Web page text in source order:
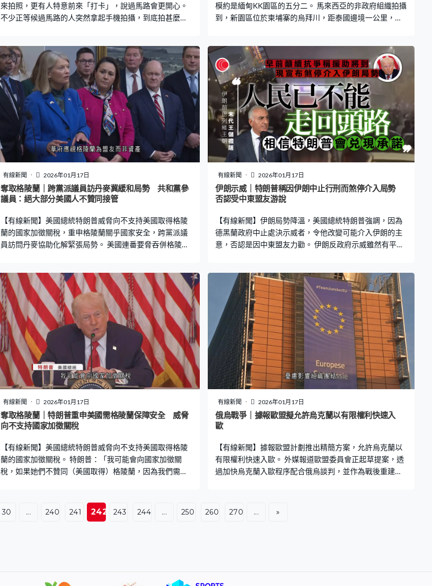
來拍照，更有人特意前來「打卡」，說過馬路會更開心。
不少正等候過馬路的人突然拿起手機拍攝，到底拍甚麼
走，仿如陪大家一起過馬路，民眾都很滿意高清版史諾比
這個驚喜。台中民眾：「很棒，很可愛，讓道路變的有一
點有趣的感覺。（有看過類似這種設計嗎？）沒有。（沒
有看過喔，那你們第一次看到感覺怎麼樣？）神奇。」 台
中市交通部門與自然科學博物館合作，上月聖誕節起，在
西區多處路口推出期間限定的行人過路燈。這些路口鄰近
草悟道、勤美綠園道及科博館等人流匯集的地方，除了市
民日常路經，亦有很多旅客會造訪。除了史諾比，亦有恐
龍和戴著聖誕帽滑雪的小狗，希望透過行人過路燈「變
裝」的創意，讓冰冷的交通設施溫暖人心成為街頭風景的
一部分，同時吸引行人駐足欣賞，令他們加倍注意燈號變
化，藉此提升交通安全。
模約是緬甸KK園區的五分二。 馬來西亞的非政府組織拍攝
到，新園區位於柬埔寨的烏拜川，距泰國邊境一公里，單
窗戶安裝了封閉式鐵窗花，一名被困的馬來西亞人向組織
發出定位求救，估計園區仍有馬來西亞人受困。在緬甸政
府日前宣布已全面清拆KK園區，將六百多座非法建築全數
炸毀。
有線新聞 2026年01月17日
奪取格陵蘭｜跨黨派議員訪丹麥冀緩和局勢 共和黨參
議員：絕大部分美國人不贊同接管
【有線新聞】美國總統特朗普威脅向不支持美國取得格陵
蘭的國家加徵關稅，重申格陵蘭關乎國家安全，跨黨派議
員訪問丹麥協助化解緊張局勢。 美國連番要脅吞併格陵
稅，如果她們不贊同（美國取得）格陵蘭，因為我們需要
格陵蘭保障國家安全。」 他表示美軍是全球最強大的軍
隊，重申若美國得不到格陵蘭，國家安全會出現巨大漏
洞，特別是對正在建設的「金穹」導彈防禦系統等軍事基
建構成嚴重影響。上月獲特朗普任命的格陵蘭特使蘭德里
計劃3月訪問格陵蘭，相信屆時可以達成協議。 美國參眾
兩院11名跨黨派議員組成代表團到訪丹麥哥本哈根，獲外
相拉斯穆森和防相波爾森迎接，他們稱此行目的是尋求緩
和局勢，他們亦跟丹麥首相弗雷澤里克森，以及丹麥、格
陵蘭的議員會面。阿拉斯加共和黨參議員穆爾科斯基稱，
華府應視格陵蘭為盟友而非資產，絕大部分美國人都不贊
同美國接管。 丹麥聯同歐洲多國展開聯合軍演，駐守格陵
蘭的聯合北極司令部指演習旨在應對俄羅斯潛在活動，美
擊。
有線新聞 2026年01月17日
伊朗示威｜特朗普稱因伊朗中止行刑而煞停介入局勢
否認受中東盟友游說
【有線新聞】伊朗局勢降溫，美國總統特朗普強調，因為
德黑蘭政府中止處決示威者，令他改變可能介入伊朗的主
意，否認是因中東盟友力勸。 伊朗反政府示威雖然有平息
作依賴網絡，因此要出境上網，處理好再回國。 持續兩周
多的示威浪潮令美伊關係升溫，外界一度揣測華府即將展
開軍事行動。美國總統特朗普感謝德黑蘭政府中止處決示
威者，並否認有阿拉伯或以色列官員游說他改變主意。
「沒有人說服我，我說服自己。昨天原定執行800宗死
刑，他們最終沒有行刑並取消執行，這決定有關鍵影
響。」 特朗普早前呼籲示威者繼續抗爭，稱援助即將來
到，伊朗前巴列維王朝末代王儲禮薩認為特朗普會兌現承
諾，「我相信特朗普總統言出必行，如他所言，始終與伊
朗人民同在。」 禮薩聲稱伊斯蘭政權快要倒台，哈梅內伊
正拼命保住權力，伊朗人民已不能走回頭路，要繼續抗
爭。他聲言會重返伊朗，有信心領導過渡政府，稱部分安
全部隊成員已向他表忠，呼籲國際合力施壓。
有線新聞 2026年01月17日
奪取格陵蘭｜特朗普重申美國需格陵蘭保障安全 威脅
向不支持國家加徵關稅
【有線新聞】美國總統特朗普威脅向不支持美國取得格陵
蘭的國家加徵關稅。 特朗普：「我可能會向國家加徵關
稅，如果她們不贊同（美國取得）格陵蘭，因為我們需要
局勢，外相拉斯穆森和防相波爾森在場迎接。有共和黨參
議員指絕大部分美國人都不贊同美國接管格陵蘭，又表明
有線新聞 2026年01月17日
俄烏戰爭｜據報歐盟擬允許烏克蘭以有限權利快速入
歐
【有線新聞】據報歐盟計劃推出精簡方案，允許烏克蘭以
有限權利快速入歐。 外媒報道歐盟委員會正起草提案，透
過加快烏克蘭入歐程序配合俄烏談判，並作為戰後重建的
30 ... 240 241 242 243 244 ... 250 260 270 ... »